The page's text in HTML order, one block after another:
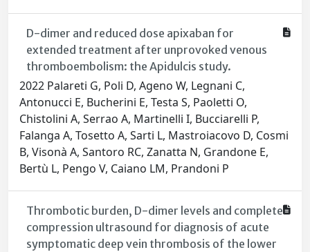
D-dimer and reduced dose apixaban for
extended treatment after unprovoked venous
thromboembolism: the Apidulcis study.
2022 Palareti G, Poli D, Ageno W, Legnani C,
Antonucci E, Bucherini E, Testa S, Paoletti O,
Chistolini A, Serrao A, Martinelli I, Bucciarelli P,
Falanga A, Tosetto A, Sarti L, Mastroiacovo D, Cosmi
B, Visonà A, Santoro RC, Zanatta N, Grandone E,
Bertù L, Pengo V, Caiano LM, Prandoni P
Thrombotic burden, D-dimer levels and complete
compression ultrasound for diagnosis of acute
symptomatic deep vein thrombosis of the lower